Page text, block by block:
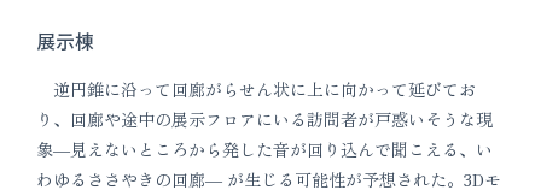
展示棟
逆円錐に沿って回廊がらせん状に上に向かって延びてお
り、回廊や途中の展示フロアにいる訪問者が戸惑いそうな現
象―見えないところから発した音が回り込んで聞こえる、い
わゆるささやきの回廊― が生じる可能性が予想された。3Dモ